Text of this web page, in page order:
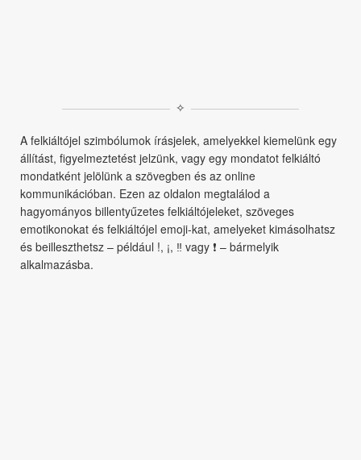
✧
A felkiáltójel szimbólumok írásjelek, amelyekkel kiemelünk egy
állítást, figyelmeztetést jelzünk, vagy egy mondatot felkiáltó
mondatként jelölünk a szövegben és az online
kommunikációban. Ezen az oldalon megtalálod a
hagyományos billentyűzetes felkiáltójeleket, szöveges
emotikonokat és felkiáltójel emoji-kat, amelyeket kimásolhatsz
és beilleszthetsz – például !, ¡, ‼ vagy ❗ – bármelyik
alkalmazásba.